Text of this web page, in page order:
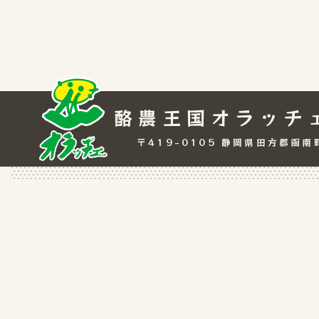
酪農王国オラッチ
〒419-0105 静岡県田方郡函南